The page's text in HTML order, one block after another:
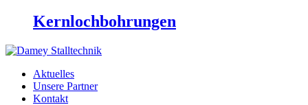
Kernlochbohrungen
Aktuelles
Unsere Partner
Kontakt